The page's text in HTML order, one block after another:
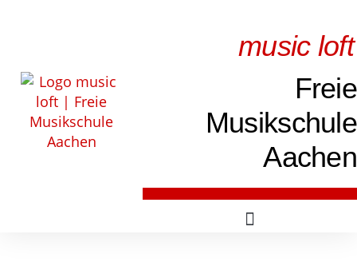
music loft
Freie
Musikschule
Aachen